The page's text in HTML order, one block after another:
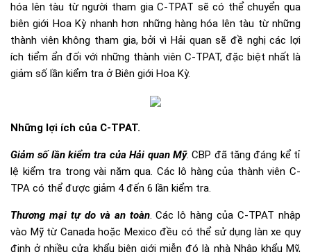
hóa lên tàu từ người tham gia C-TPAT sẽ có thể chuyển qua
biên giới Hoa Kỳ nhanh hơn những hàng hóa lên tàu từ những
thành viên không tham gia, bởi vì Hải quan sẽ đề nghị các lợi
ích tiểm ẩn đối với những thành viên C-TPAT, đặc biệt nhất là
giảm số lần kiểm tra ở Biên giới Hoa Kỳ.
Những lợi ích của C-TPAT.
Giảm số lần kiểm tra của Hải quan Mỹ. CBP đã tăng đáng kể tỉ
lệ kiểm tra trong vài năm qua. Các lô hàng của thành viên C-
TPA có thể được giảm 4 đến 6 lần kiểm tra.
Thương mại tự do và an toàn. Các lô hàng của C-TPAT nhập
vào Mỹ từ Canada hoặc Mexico đều có thể sử dụng làn xe quy
định ở nhiều cửa khẩu biên giới miễn đó là nhà Nhập khẩu Mỹ,